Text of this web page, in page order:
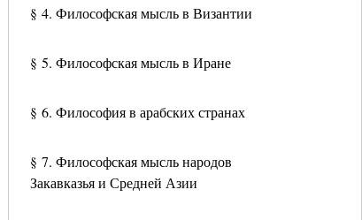
§ 4. Философская мысль в Византии
§ 5. Философская мысль в Иране
§ 6. Философия в арабских странах
§ 7. Философская мысль народов
Закавказья и Средней Азии